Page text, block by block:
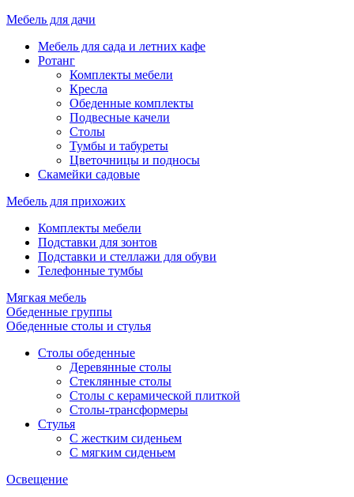
Мебель для дачи
Мебель для сада и летних кафе
Ротанг
Комплекты мебели
Кресла
Обеденные комплекты
Подвесные качели
Столы
Тумбы и табуреты
Цветочницы и подносы
Скамейки садовые
Мебель для прихожих
Комплекты мебели
Подставки для зонтов
Подставки и стеллажи для обуви
Телефонные тумбы
Мягкая мебель
Обеденные группы
Обеденные столы и стулья
Столы обеденные
Деревянные столы
Стеклянные столы
Столы с керамической плиткой
Столы-трансформеры
Стулья
С жестким сиденьем
С мягким сиденьем
Освещение